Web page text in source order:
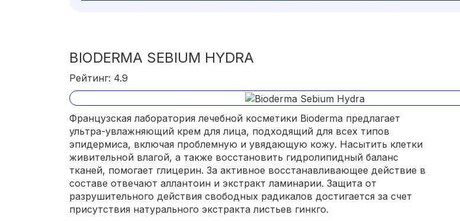
BIODERMA SEBIUM HYDRA
Рейтинг: 4.9
Французская лаборатория лечебной косметики Bioderma предлагает
ультра-увлажняющий крем для лица, подходящий для всех типов
эпидермиса, включая проблемную и увядающую кожу. Насытить клетки
живительной влагой, а также восстановить гидролипидный баланс
тканей, помогает глицерин. За активное восстанавливающее действие в
составе отвечают аллантоин и экстракт ламинарии. Защита от
разрушительного действия свободных радикалов достигается за счет
присутствия натурального экстракта листьев гинкго.